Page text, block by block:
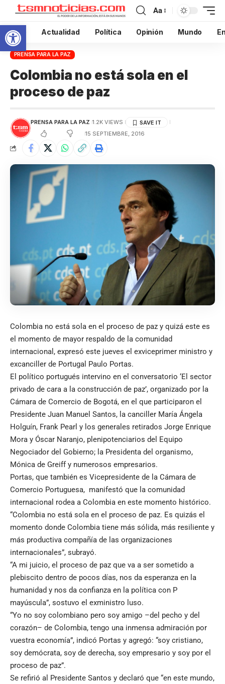
Abrir barra de herramientas
Aa
Inicio Actualidad Política Opinión Mundo
PRENSA PARA LA PAZ
Colombia no está sola en el
proceso de paz
PRENSA PARA LA PAZ 1.2K VIEWS
15 SEPTIEMBRE, 2016
Colombia no está sola en el proceso de paz y quizá este es
el momento de mayor respaldo de la comunidad
internacional, expresó este jueves el exviceprimer ministro y
excanciller de Portugal Paulo Portas.
El político portugués intervino en el conversatorio ‘El sector
privado de cara a la construcción de paz’, organizado por la
Cámara de Comercio de Bogotá, en el que participaron el
Presidente Juan Manuel Santos, la canciller María Ángela
Holguín, Frank Pearl y los generales retirados Jorge Enrique
Mora y Óscar Naranjo, plenipotenciarios del Equipo
Negociador del Gobierno; la Presidenta del organismo,
Mónica de Greiff y numerosos empresarios.
Portas, que también es Vicepresidente de la Cámara de
Comercio Portuguesa, manifestó que la comunidad
internacional rodea a Colombia en este momento histórico.
“Colombia no está sola en el proceso de paz. Es quizás el
momento donde Colombia tiene más sólida, más resiliente y
más productiva compañía de las organizaciones
internacionales”, subrayó.
“A mi juicio, el proceso de paz que va a ser sometido a
plebiscito dentro de pocos días, nos da esperanza en la
humanidad y nos da confianza en la política con P
mayúscula”, sostuvo el exministro luso.
“Yo no soy colombiano pero soy amigo –del pecho y del
corazón– de Colombia, tengo una inmensa admiración por
vuestra economía”, indicó Portas y agregó: “soy cristiano,
soy demócrata, soy de derecha, soy empresario y soy por el
proceso de paz”.
Se refirió al Presidente Santos y declaró que “en este mundo,